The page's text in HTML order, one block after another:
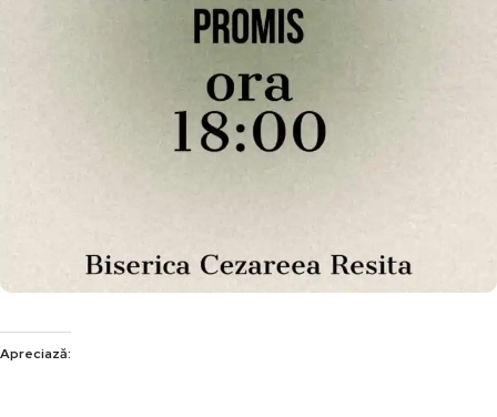
Apreciază: